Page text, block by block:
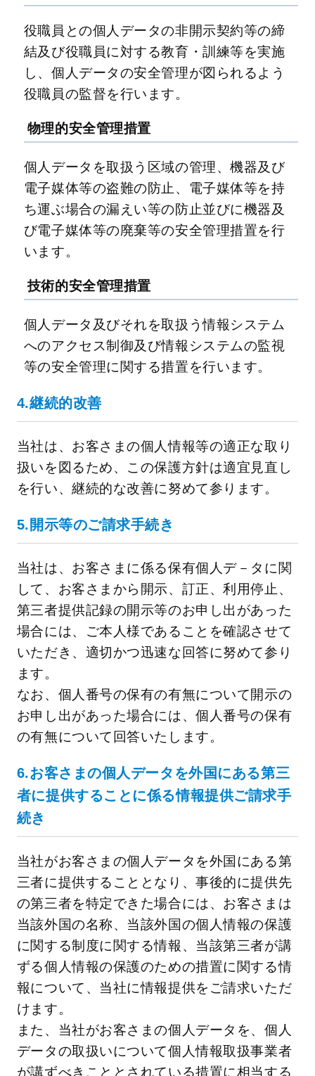
役職員との個人データの非開示契約等の締
結及び役職員に対する教育・訓練等を実施
し、個人データの安全管理が図られるよう
役職員の監督を行います。
物理的安全管理措置
個人データを取扱う区域の管理、機器及び
電子媒体等の盗難の防止、電子媒体等を持
ち運ぶ場合の漏えい等の防止並びに機器及
び電子媒体等の廃棄等の安全管理措置を行
います。
技術的安全管理措置
個人データ及びそれを取扱う情報システム
へのアクセス制御及び情報システムの監視
等の安全管理に関する措置を行います。
4.継続的改善
当社は、お客さまの個人情報等の適正な取り
扱いを図るため、この保護方針は適宜見直し
を行い、継続的な改善に努めて参ります。
5.開示等のご請求手続き
当社は、お客さまに係る保有個人デ－タに関
して、お客さまから開示、訂正、利用停止、
第三者提供記録の開示等のお申し出があった
場合には、ご本人様であることを確認させて
いただき、適切かつ迅速な回答に努めて参り
ます。
なお、個人番号の保有の有無について開示の
お申し出があった場合には、個人番号の保有
の有無について回答いたします。
6.お客さまの個人データを外国にある第三
者に提供することに係る情報提供ご請求手
続き
当社がお客さまの個人データを外国にある第
三者に提供することとなり、事後的に提供先
の第三者を特定できた場合には、お客さまは
当該外国の名称、当該外国の個人情報の保護
に関する制度に関する情報、当該第三者が講
ずる個人情報の保護のための措置に関する情
報について、当社に情報提供をご請求いただ
けます。
また、当社がお客さまの個人データを、個人
データの取扱いについて個人情報取扱事業者
が講ずべきこととされている措置に相当する